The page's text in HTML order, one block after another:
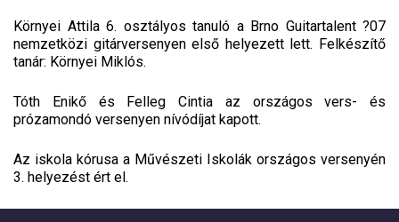
Környei Attila 6. osztályos tanuló a Brno Guitartalent ?07
nemzetközi gitárversenyen első helyezett lett. Felkészítő
tanár: Környei Miklós.
Tóth Enikő és Felleg Cintia az országos vers- és
prózamondó versenyen nívódíjat kapott.
Az iskola kórusa a Művészeti Iskolák országos versenyén
3. helyezést ért el.